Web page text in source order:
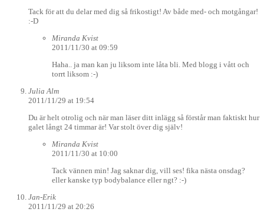
Tack för att du delar med dig så frikostigt! Av både med- och motgångar!
:-D
Miranda Kvist
2011/11/30 at 09:59
Haha.. ja man kan ju liksom inte låta bli. Med blogg i vått och
torrt liksom :-)
Julia Alm
2011/11/29 at 19:54
Du är helt otrolig och när man läser ditt inlägg så förstår man faktiskt hur
galet långt 24 timmar är! Var stolt över dig själv!
Miranda Kvist
2011/11/30 at 10:00
Tack vännen min! Jag saknar dig, vill ses! fika nästa onsdag?
eller kanske typ bodybalance eller ngt? :-)
Jan-Erik
2011/11/29 at 20:26